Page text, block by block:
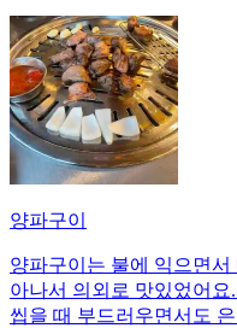
양파구이
양파구이는 불에 익으면
아나서 의외로 맛있었어
씹을 때 부드러우면서도